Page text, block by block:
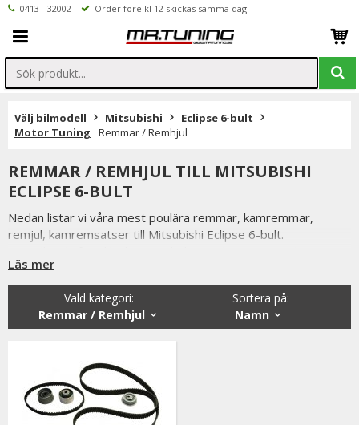
0413 - 32002 Order före kl 12 skickas samma dag
Välj bilmodell Mitsubishi
Eclipse 6-bult
Motor Tuning
Remmar / Remhjul
REMMAR / REMHJUL TILL MITSUBISHI
ECLIPSE 6-BULT
Nedan listar vi våra mest poulära remmar, kamremmar,
remjul, kamremsatser till Mitsubishi Eclipse 6-bult.
Vi på Mr Tuning har själva ett stort intresse för bilstyling &
biltuning, därför vet vi att de produkter vi erbjuder håller
måttet då vi aldrig skulle erbjuda någonting vi själva inte skulle
välja att använda.
välkommen att kontakta oss för rådgivning.
Läs mer
Sortera på:
Namn
Vald kategori:
Remmar / Remhjul